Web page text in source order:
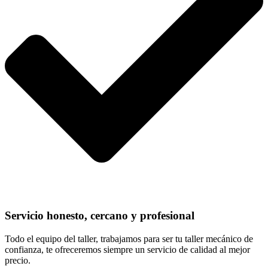
Servicio honesto, cercano y profesional
Todo el equipo del taller, trabajamos para ser tu taller mecánico de
confianza, te ofreceremos siempre un servicio de calidad al mejor
precio.